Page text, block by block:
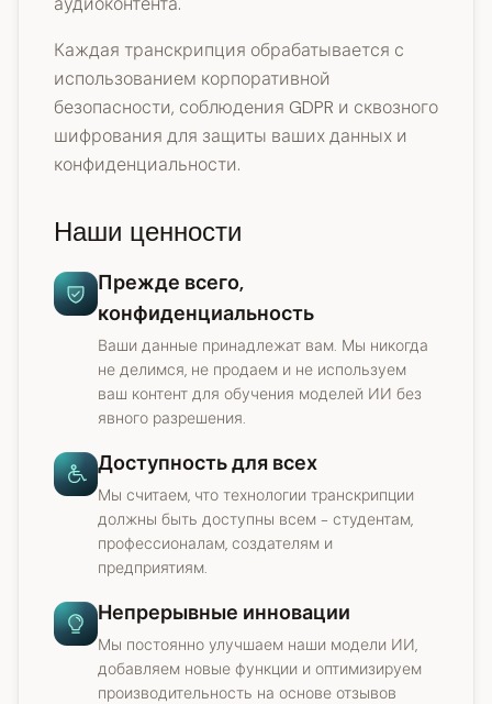
Каждая транскрипция обрабатывается с
использованием корпоративной
безопасности, соблюдения GDPR и сквозного
шифрования для защиты ваших данных и
конфиденциальности.
Наши ценности
Прежде всего,
конфиденциальность
Ваши данные принадлежат вам. Мы никогда
не делимся, не продаем и не используем
ваш контент для обучения моделей ИИ без
явного разрешения.
Доступность для всех
Мы считаем, что технологии транскрипции
должны быть доступны всем - студентам,
профессионалам, создателям и
предприятиям.
Непрерывные инновации
Мы постоянно улучшаем наши модели ИИ,
добавляем новые функции и оптимизируем
производительность на основе отзывов